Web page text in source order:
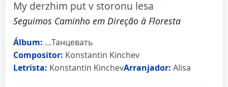
My derzhim put v storonu lesa
Seguimos Caminho em Direção à Floresta
Álbum: …Танцевать
Compositor: Konstantin Kinchev
Letrista: Konstantin KinchevArranjador: Alisa